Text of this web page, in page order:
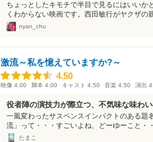
ちょっとしたキモチで半目で見るにはいいか
くわからない映画です。西田敏行がヤクザの
nyan_chu
激流～私を憶えていますか?～
4.50
4.50
映像 4.00 脚本 4.00 キャスト 4.50 音楽 4.50 演出
役者陣の演技力が際立つ、不気味な味わ
一風変わったサスペンスインパクトのある題
流」って・・・すごいよね、どーゆーこと・
たまこ